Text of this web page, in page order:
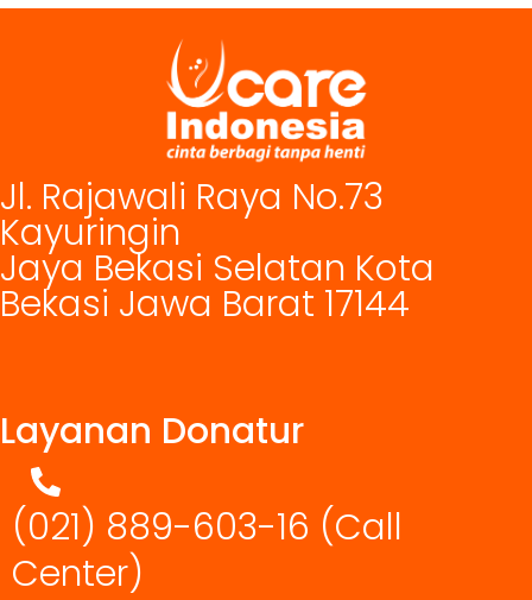
Jl. Rajawali Raya No.73
Kayuringin
Jaya Bekasi Selatan Kota
Bekasi Jawa Barat 17144
Layanan Donatur
(021) 889-603-16 (Call
Center)